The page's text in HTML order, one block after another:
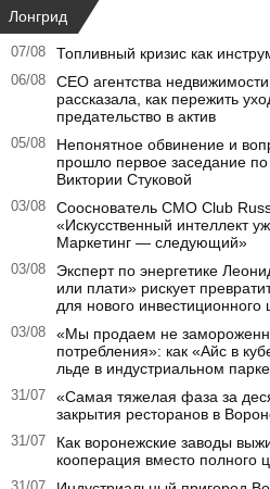
Лонгрид
07/08 Топливный кризис как
06/08
CEO агентства
рассказала, как пережить
предательство в актив
05/08
Непонятное обвинение и
прошло первое заседание по
Виктории Стуковой
03/08
Сооснователь CMO Club
«Искусственный интеллект
Маркетинг — следующий»
03/08
Эксперт по энергетике
или плати» рискует
для нового инвестиционного
03/08
«Мы продаем не
потребления»: как «Айс в
льде в индустриальном
31/07
«Самая тяжелая фаза за
закрытия ресторанов в
31/07
Как воронежские заводы
кооперация вместо полного